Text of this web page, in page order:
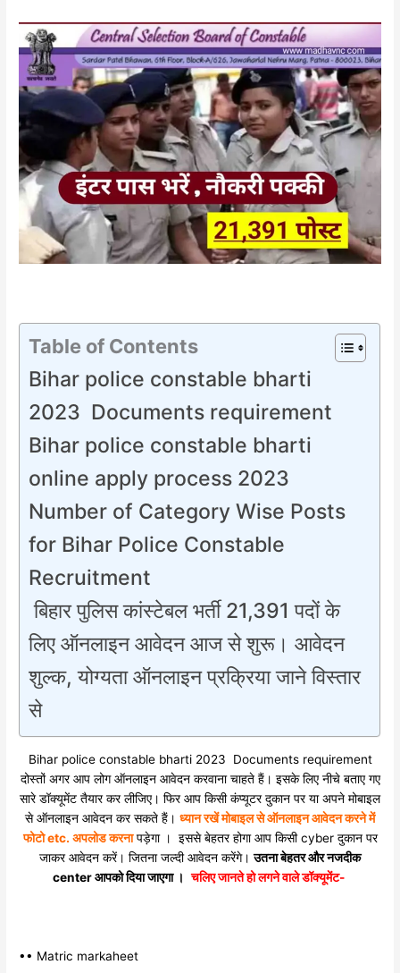
Table of Contents
Bihar police constable bharti
2023 Documents requirement
Bihar police constable bharti
online apply process 2023
Number of Category Wise Posts
for Bihar Police Constable
Recruitment
बिहार पुलिस कांस्टेबल भर्ती 21,391 पदों के
लिए ऑनलाइन आवेदन आज से शुरू। आवेदन
शुल्क, योग्यता ऑनलाइन प्रक्रिया जाने विस्तार
से
Bihar police constable bharti 2023 Documents requirement
दोस्तों अगर आप लोग ऑनलाइन आवेदन करवाना चाहते हैं। इसके लिए नीचे बताए गए
सारे डॉक्यूमेंट तैयार कर लीजिए। फिर आप किसी कंप्यूटर दुकान पर या अपने मोबाइल
से ऑनलाइन आवेदन कर सकते हैं। ध्यान रखें मोबाइल से ऑनलाइन आवेदन करने में
फोटो etc. अपलोड करनापड़ेगा । इससे बेहतर होगा आप किसी cyber दुकान पर
जाकर आवेदन करें। जितना जल्दी आवेदन करेंगे।उतना बेहतर और नजदीक
center आपको दिया जाएगा ।
चलिए जानते हो लगने वाले डॉक्यूमेंट-
•• Matric markaheet